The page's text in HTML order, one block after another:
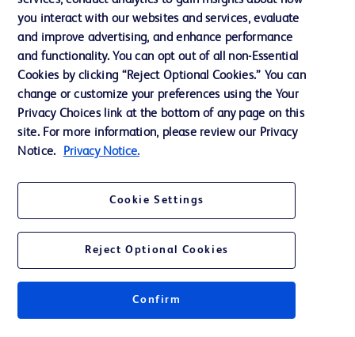
Dział wsparcia
Skontaktuj się z nami
Preferencje dotyczące plików cookie
Prywatność
© 2026 BD. Wszelkie prawa zastrzeżone. BD i logo BD są znakami
towarowymi spółki Becton, Dickinson and Company. Wszelkie pozostałe
znaki towarowe są własnością odpowiednich właścicieli.
you interact with our websites and services, evaluate
and improve advertising, and enhance performance
and functionality. You can opt out of all non-Essential
Cookies by clicking “Reject Optional Cookies.” You can
change or customize your preferences using the Your
Privacy Choices link at the bottom of any page on this
site. For more information, please review our Privacy
Notice.
Privacy Notice.
Cookie Settings
Reject Optional Cookies
Confirm